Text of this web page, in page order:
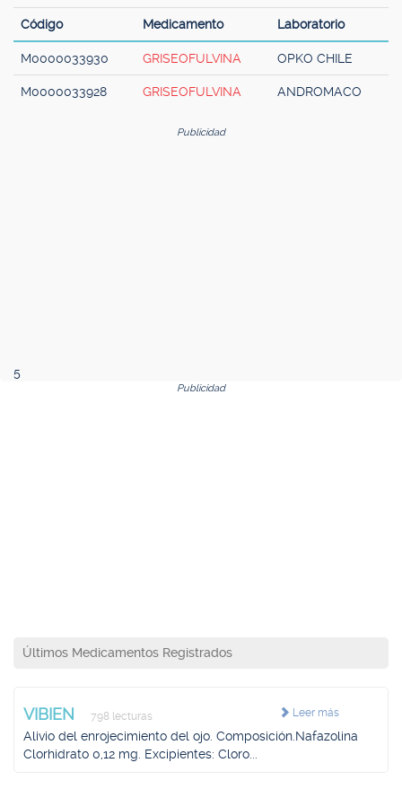
Código Medicamento Laboratorio
M0000033930 GRISEOFULVINA OPKO CHILE
M0000033928 GRISEOFULVINA ANDROMACO
Publicidad
5
Publicidad
Últimos Medicamentos Registrados
Leer más
VIBIEN 798 lecturas
Alivio del enrojecimiento del ojo. Composición.Nafazolina
Clorhidrato 0,12 mg. Excipientes: Cloro...